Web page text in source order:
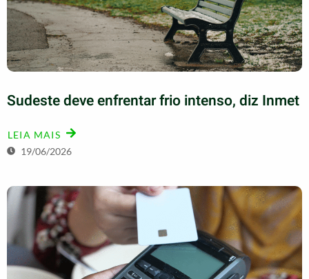
Sudeste deve enfrentar frio intenso, diz Inmet
LEIA MAIS
19/06/2026